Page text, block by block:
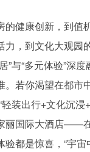
的健康创新，到值
力，到文化大观园
”与“多元体验”深
。若你渴望在都市
装出行+文化沉浸
丽国际大酒店——
验都是惊喜，“宇